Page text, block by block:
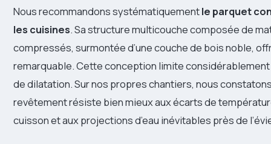
Nous recommandons systématiquementle parquet
les cuisines. Sa structure multicouche composée de
compressés, surmontée d’une couche de bois noble,
remarquable. Cette conception limite
de dilatation. Sur nos propres chantiers, nous
revêtement résiste bien mieux aux écarts de
cuisson et aux projections d’eau inévitables près de